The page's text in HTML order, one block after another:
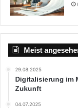
Meist
29.08.2025
Digitalisierung im
Zukunft
04.07.2025